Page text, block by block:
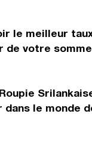
le meilleur
votre
dans le monde